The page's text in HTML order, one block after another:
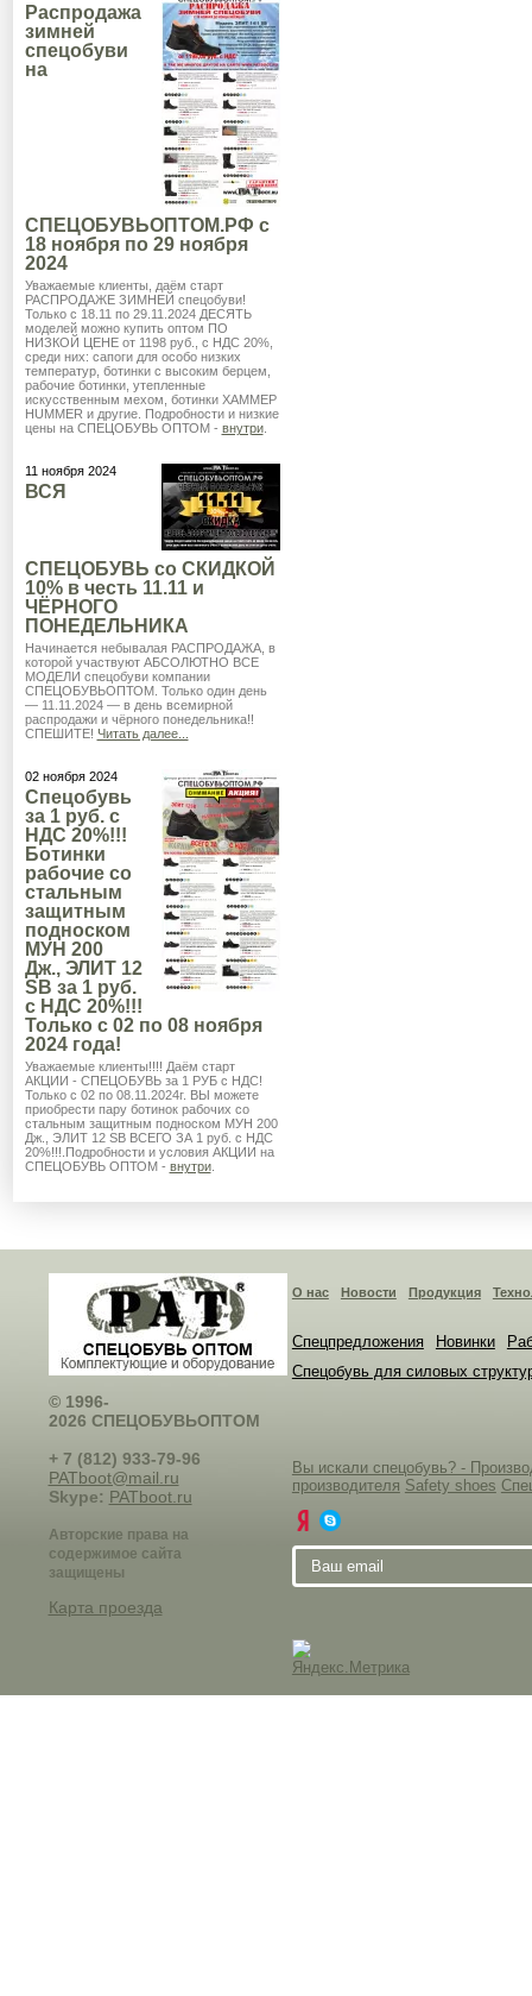
Распродажа
зимней
спецобуви
на
СПЕЦОБУВЬОПТОМ.РФ с
18 ноября по 29 ноября
2024
Уважаемые клиенты, даём старт
РАСПРОДАЖЕ ЗИМНЕЙ спецобуви!
Только с 18.11 по 29.11.2024 ДЕСЯТЬ
моделей можно купить оптом ПО
НИЗКОЙ ЦЕНЕ от 1198 руб., с НДС 20%,
среди них: сапоги для особо низких
температур, ботинки с высоким берцем,
рабочие ботинки, утепленные
искусственным мехом, ботинки ХАММЕР
HUMMER и другие. Подробности и низкие
цены на СПЕЦОБУВЬ ОПТОМ - внутри.
11 ноября 2024
ВСЯ
СПЕЦОБУВЬ со СКИДКОЙ
10% в честь 11.11 и
ЧЁРНОГО
ПОНЕДЕЛЬНИКА
Начинается небывалая РАСПРОДАЖА, в
которой участвуют АБСОЛЮТНО ВСЕ
МОДЕЛИ спецобуви компании
СПЕЦОБУВЬОПТОМ. Только один день
— 11.11.2024 — в день всемирной
распродажи и чёрного понедельника!!
СПЕШИТЕ! Читать далее...
02 ноября 2024
Спецобувь
за 1 руб. с
НДС 20%!!!
Ботинки
рабочие со
стальным
защитным
подноском
МУН 200
Дж., ЭЛИТ 12
SB за 1 руб.
с НДС 20%!!!
Только с 02 по 08 ноября
2024 года!
Уважаемые клиенты!!!! Даём старт
АКЦИИ - СПЕЦОБУВЬ за 1 РУБ с НДС!
Только с 02 по 08.11.2024г. ВЫ можете
приобрести пару ботинок рабочих со
стальным защитным подноском МУН 200
Дж., ЭЛИТ 12 SB ВСЕГО ЗА 1 руб. с НДС
20%!!!.Подробности и условия АКЦИИ на
СПЕЦОБУВЬ ОПТОМ - внутри.
© 1996-
2026 СПЕЦОБУВЬОПТОМ
+ 7 (812) 933-79-96
PATboot@mail.ru
Skype: PATboot.ru
Авторские права на
содержимое сайта
защищены
Карта проезда
О нас Новости Продукция
Спецпредложения Новинки
Спецобувь для силовых
Вы искали спецобувь? -
производителя Safety shoes